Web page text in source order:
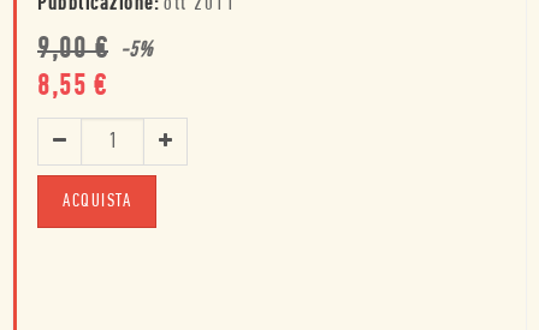
9,00€ -5%
8,55 €
ACQUISTA